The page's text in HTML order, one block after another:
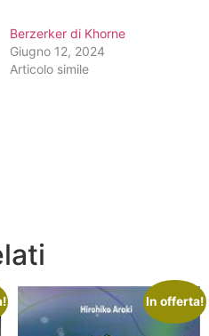
Berzerker di Khorne
Giugno 12, 2024
Articolo simile
In offerta!